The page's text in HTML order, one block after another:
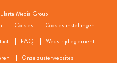
Media Group
Cookies
Cookies instellingen
FAQ
Wedstrijdreglement
Onze zusterwebsites